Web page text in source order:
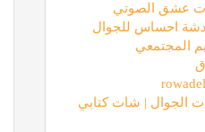
عشق الصوتي
احساس للجوال
المجتمعي
| شات كتابي